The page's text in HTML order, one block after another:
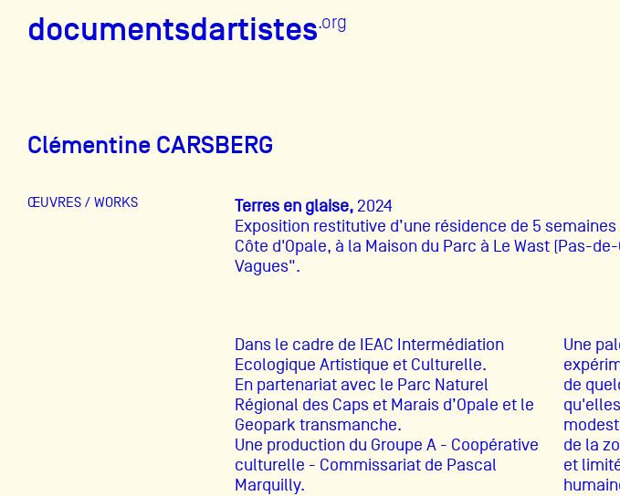
documentsdartistes.org
documentsdartistes.org
Équipe
Documentation
Visites d'ateliers
Production vidéo
Clémentine CARSBERG
ŒUVRES / WORKS Terres en glaise,2024
Exposition restitutive d’une résidence de 5
Côte d'Opale, à la Maison du Parc à Le Wast (Pas-
Vagues".
Dans le cadre de IEAC Intermédiation
Ecologique Artistique et Culturelle.
En partenariat avec le Parc Naturel
Régional des Caps et Marais d’Opale et le
Geopark transmanche.
Une production du Groupe A - Coopérative
culturelle - Commissariat de Pascal
Marquilly.
Une
de
de la
et